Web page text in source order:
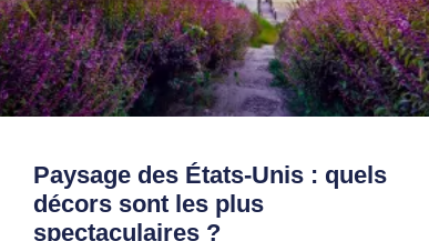
Paysage des États-Unis : quels
décors sont les plus
spectaculaires ?